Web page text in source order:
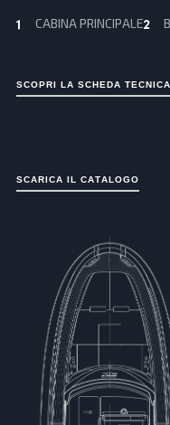
CABINA PRINCIPALE
SCOPRI LA SCHEDA TECNICA
SCA R CA L CATA LOGO